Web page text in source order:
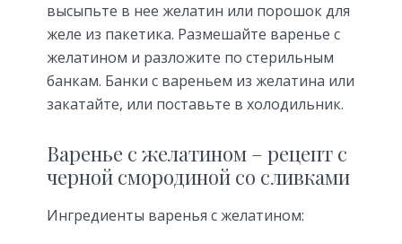
высыпьте в нее желатин или порошок для
желе из пакетика. Размешайте варенье с
желатином и разложите по стерильным
банкам. Банки с вареньем из желатина или
закатайте, или поставьте в холодильник.
Варенье с желатином – рецепт с
черной смородиной со сливками
Ингредиенты варенья с желатином: